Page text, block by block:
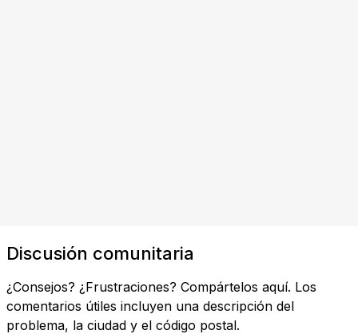
Discusión comunitaria
¿Consejos? ¿Frustraciones? Compártelos aquí. Los
comentarios útiles incluyen una descripción del
problema, la ciudad y el código postal.